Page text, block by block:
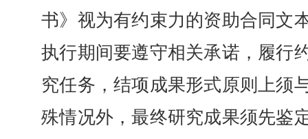
书》视为有约束力的资助合同文
执行期间要遵守相关承诺，履行
究任务，结项成果形式原则上须
殊情况外，最终研究成果须先鉴